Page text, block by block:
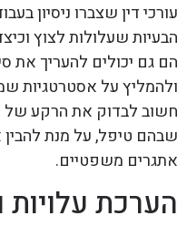
עורכי דין שצברו ניסיון
הבעיות שעלולות לצוץ
הם גם יכולים להעריך את
ולהמליץ על אסטרטגיות
חשוב לבדוק את הרקע של
שבהם טיפל, על מנת
אתגרים משפטיים.
הערכת עלויות